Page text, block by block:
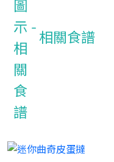
相關食譜